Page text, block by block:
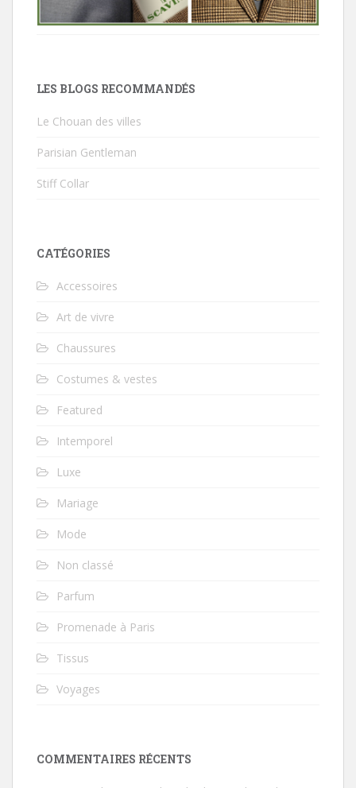
LES BLOGS RECOMMANDÉS
Le Chouan des villes
Parisian Gentleman
Stiff Collar
CATÉGORIES
Accessoires
Art de vivre
Chaussures
Costumes & vestes
Featured
Intemporel
Luxe
Mariage
Mode
Non classé
Parfum
Promenade à Paris
Tissus
Voyages
COMMENTAIRES RÉCENTS